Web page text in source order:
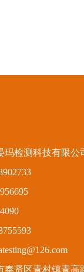
玛检测科技有限公
奉贤区青村镇青高